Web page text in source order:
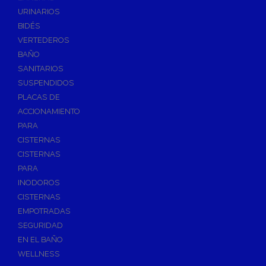
Válvulas de Esfera
Válvulas de Escuadra y Lavadora
Válvulas Reductoras de Presión
Válvulas de Retención
Electroválvulas
Válvulas de Compuerta
Válvulas de Contadores
Llaves de Paso
Accesorios de Valvulería
Calderines
Herramientas y Vestuario
Adhesivos Instantaneos
Selladores y Masillas
URINARIOS
BIDÉS
VERTEDEROS
BAÑO
SANITARIOS
SUSPENDIDOS
PLACAS DE
ACCIONAMIENTO
PARA
CISTERNAS
CISTERNAS
PARA
INODOROS
CISTERNAS
EMPOTRADAS
SEGURIDAD
EN EL BAÑO
WELLNESS